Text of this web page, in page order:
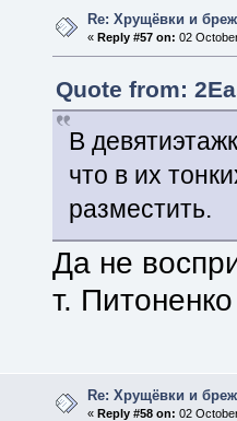
Re: Хрущёвки и
«Reply #57 on: 02
Quote from:
В
что в их
разместить.
Да не
т.
Re: Хрущёвки и
«Reply #58 on: 02